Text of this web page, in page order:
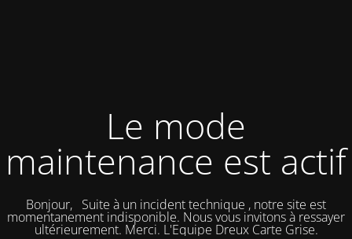
Le mode
maintenance est actif
Bonjour, Suite à un incident technique , notre site est
momentanement indisponible. Nous vous invitons à ressayer
ultérieurement. Merci. L'Equipe Dreux Carte Grise.